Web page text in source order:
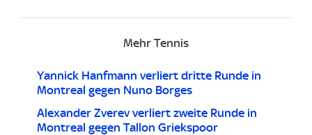
Mehr Tennis
Yannick Hanfmann verliert dritte Runde in
Montreal gegen Nuno Borges
Alexander Zverev verliert zweite Runde in
Montreal gegen Tallon Griekspoor